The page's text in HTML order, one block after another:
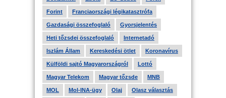
Forint Franciaországi légikatasztrófa
Gazdasági összefoglaló Gyorsjelentés
Heti tőzsdei összefoglaló Internetadó
Iszlám Állam Kereskedési ötlet Koronavírus
Külföldi sajtó Magyarországról Lottó
Magyar Telekom Magyar tőzsde MNB
MOL Mol-INA-ügy Olaj Olasz választás